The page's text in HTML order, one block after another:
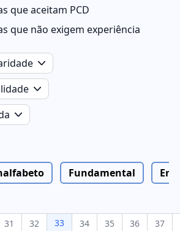
que aceitam PCD
que não exigem experiência
Fundamental
31 32 33 34 35 36 37